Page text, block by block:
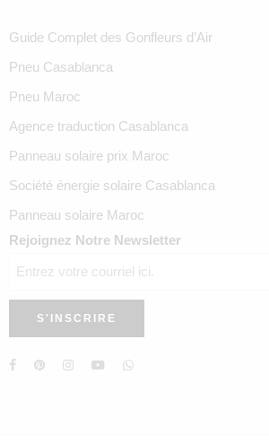
Guide Complet des Gonfleurs d’Air
Pneu Casablanca
Pneu Maroc
Agence traduction Casablanca
Panneau solaire prix Maroc
Société énergie solaire Casablanca
Panneau solaire Maroc
Rejoignez Notre Newsletter